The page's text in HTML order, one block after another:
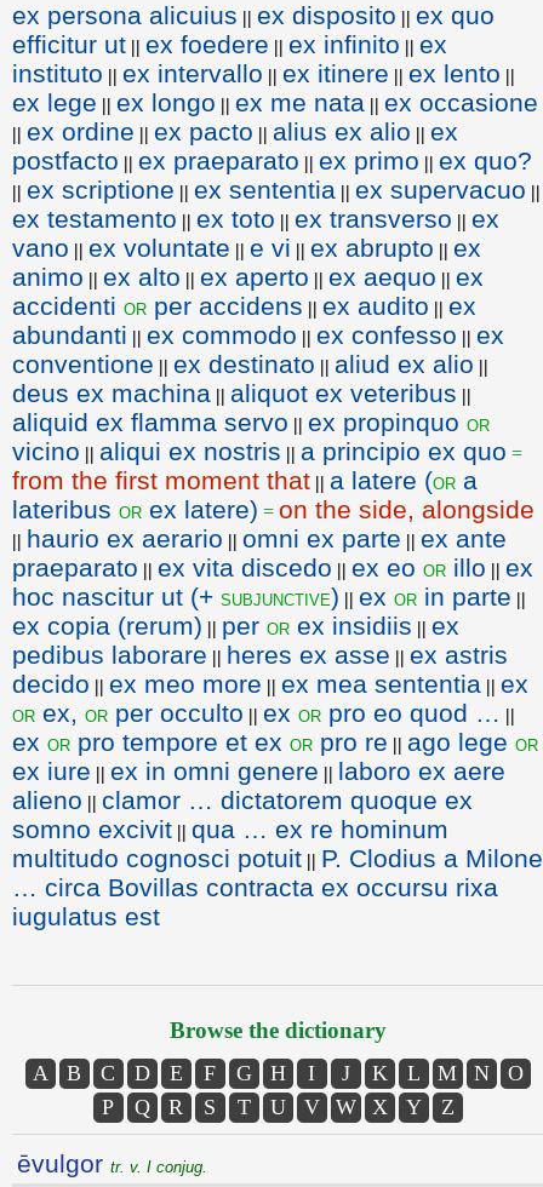
ex persona alicuius || ex disposito || ex quo
efficitur ut || ex foedere || ex infinito || ex
instituto || ex intervallo || ex itinere || ex lento ||
ex lege || ex longo || ex me nata || ex occasione
|| ex ordine || ex pacto || alius ex alio || ex
postfacto || ex praeparato || ex primo || ex quo?
|| ex scriptione || ex sententia || ex supervacuo ||
ex testamento || ex toto || ex transverso || ex
vano || ex voluntate || e vi || ex abrupto || ex
animo || ex alto || ex aperto || ex aequo || ex
accidenti or per accidens || ex audito || ex
abundanti || ex commodo || ex confesso || ex
conventione || ex destinato || aliud ex alio ||
deus ex machina || aliquot ex veteribus ||
aliquid ex flamma servo || ex propinquo or
vicino || aliqui ex nostris || a principio ex quo =
from the first moment that || a latere (or a
lateribus or ex latere) = on the side, alongside
|| haurio ex aerario || omni ex parte || ex ante
praeparato || ex vita discedo || ex eo or illo || ex
hoc nascitur ut (+ subjunctive) || ex or in parte ||
ex copia (rerum) || per or ex insidiis || ex
pedibus laborare || heres ex asse || ex astris
decido || ex meo more || ex mea sententia || ex
or ex, or per occulto || ex or pro eo quod … ||
ex or pro tempore et ex or pro re || ago lege or
ex iure || ex in omni genere || laboro ex aere
alieno || clamor … dictatorem quoque ex
somno excivit || qua … ex re hominum
multitudo cognosci potuit || P. Clodius a Milone
… circa Bovillas contracta ex occursu rixa
iugulatus est
Browse the dictionary
A B C D E F G H I J K L M N
O
P
Q R S T U V W X Y Z
ēvulgor tr. v. I conjug.